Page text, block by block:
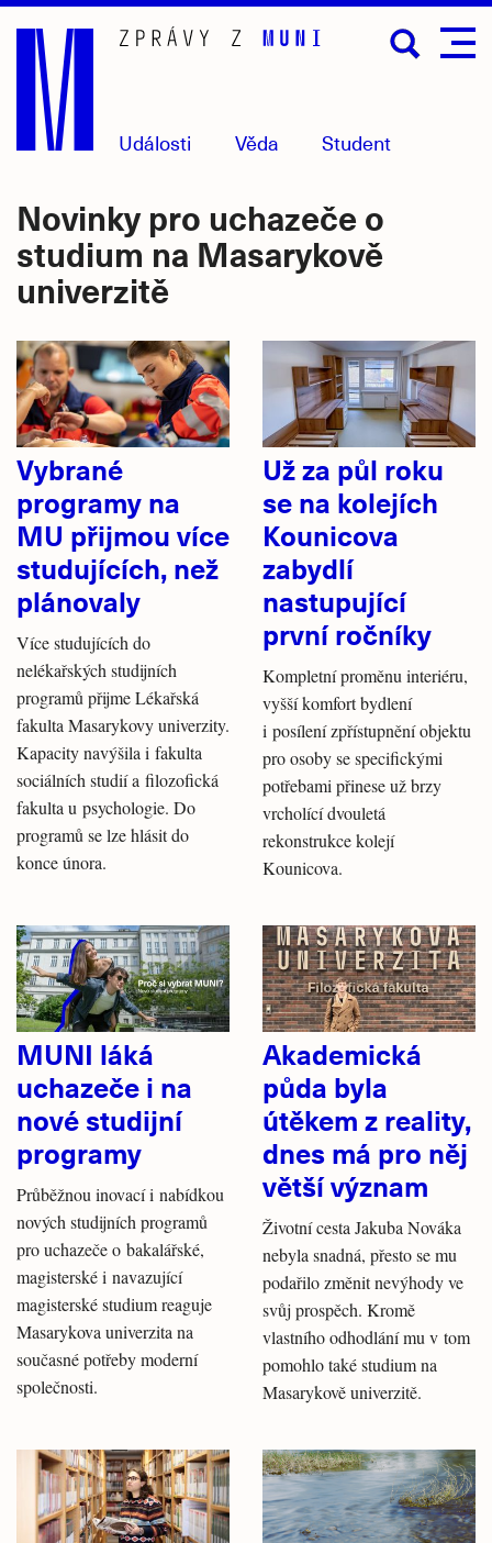
Přejít
hlavní
obsah
Události Věda Student
Novinky pro uchazeče o
studium na Masarykově
univerzitě
Vybrané
programy na
MU přijmou více
studujících, než
plánovaly
Více studujících do
nelékařských studijních
programů přijme Lékařská
fakulta Masarykovy univerzity.
Kapacity navýšila i fakulta
sociálních studií a filozofická
fakulta u psychologie. Do
programů se lze hlásit do
konce února.
Už za půl roku
se na kolejích
Kounicova
zabydlí
nastupující
první ročníky
Kompletní proměnu interiéru,
vyšší komfort bydlení
i posílení zpřístupnění objektu
pro osoby se specifickými
potřebami přinese už brzy
vrcholící dvouletá
rekonstrukce kolejí
Kounicova.
MUNI láká
uchazeče i na
nové studijní
programy
Průběžnou inovací i nabídkou
nových studijních programů
pro uchazeče o bakalářské,
magisterské i navazující
magisterské studium reaguje
Masarykova univerzita na
současné potřeby moderní
společnosti.
Akademická
půda byla
útěkem z reality,
dnes má pro něj
větší význam
Životní cesta Jakuba Nováka
nebyla snadná, přesto se mu
podařilo změnit nevýhody ve
svůj prospěch. Kromě
vlastního odhodlání mu v tom
pomohlo také studium na
Masarykově univerzitě.